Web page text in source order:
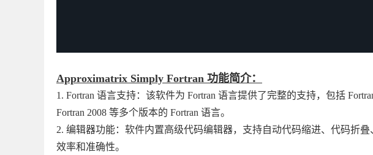
Approximatrix Simply Fortran 功能简介：
1. Fortran 语言支持：该软件为 Fortran 语言提供了完整的支持，包括
Fortran 2008 等多个版本的 Fortran 语言。
2. 编辑器功能：软件内置高级代码编辑器，支持自动代码缩进、代码折
效率和准确性。